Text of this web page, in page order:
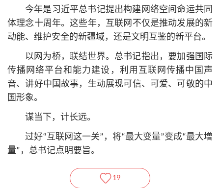
今年是习近平总书记提出构建网络空间命运共同
体理念十周年。这些年，互联网不仅是推动发展的新
动能、维护安全的新疆域，还是文明互鉴的新平台。
以网为桥，联结世界。 总书记指出，要加强国际
传播网络平台和能力建设，利用互联网传播中国声
音、讲好中国故事，生动展现可信、可爱、可敬的中
国形象。
谋当下，计长远。
过好“互联网这一关”，将“最大变量”变成“最大增
量”， 总书记点明要旨。
19